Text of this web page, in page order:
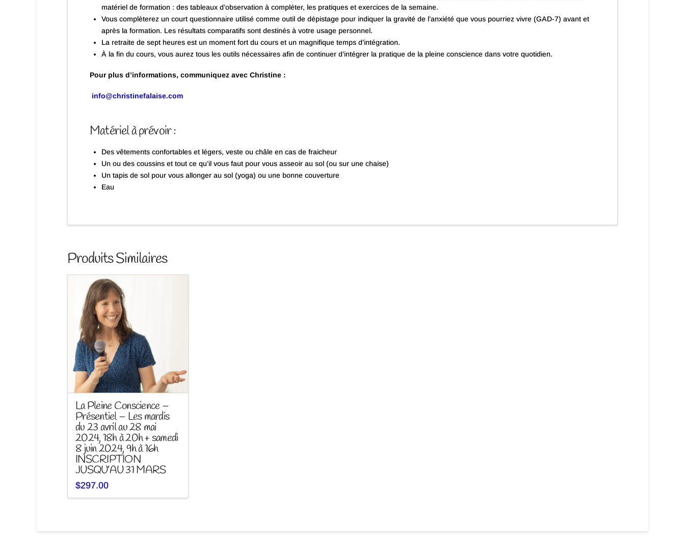
matériel de formation : des tableaux d’observation à compléter, les pratiques et exercices de la semaine.
Vous complèterez un court questionnaire utilisé comme outil de dépistage pour indiquer la gravité de l’anxiété que vous pourriez vivre (GAD-7) avant et
après la formation. Les résultats comparatifs sont destinés à votre usage personnel.
La retraite de sept heures est un moment fort du cours et un magnifique temps d’intégration.
À la fin du cours, vous aurez tous les outils nécessaires afin de continuer d’intégrer la pratique de la pleine conscience dans votre quotidien.
Pour plus d’informations, communiquez avec Christine :
info@christinefalaise.com
Matériel à prévoir :
Des vêtements confortables et légers, veste ou châle en cas de fraicheur
Un ou des coussins et tout ce qu’il vous faut pour vous asseoir au sol (ou sur une chaise)
Un tapis de sol pour vous allonger au sol (yoga) ou une bonne couverture
Eau
Produits Similaires
La Pleine Conscience –
Présentiel – Les mardis
du 23 avril au 28 mai
2024, 18h à 20h + samedi
8 juin 2024, 9h à 16h
INSCRIPTION
JUSQU’AU 31 MARS
$297.00